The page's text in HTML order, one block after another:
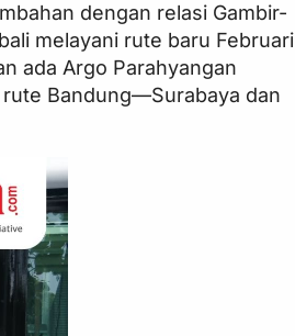
dengan relasi Gambir-
melayani rute baru Februari
ada Argo Parahyangan
Bandung—Surabaya dan